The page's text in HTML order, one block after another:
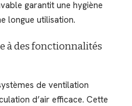
garantit une hygiène
longue utilisation.
à des fonctionnalités
de ventilation
d’air efficace. Cette